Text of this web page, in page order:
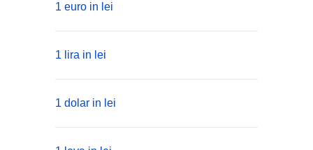
1 euro in lei
1 lira in lei
1 dolar in lei